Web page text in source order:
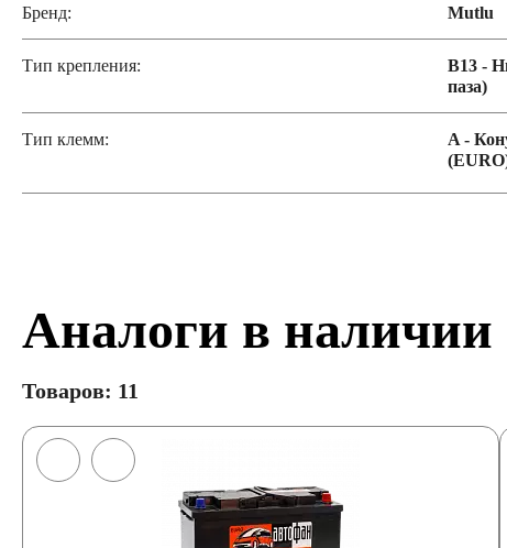
Бренд: Mutlu
Тип крепления:
B13 -
паза)
Тип клемм:
A -
Аналоги в наличии
Товаров: 11